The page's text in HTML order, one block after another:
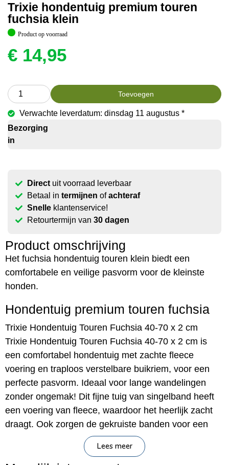
Trixie hondentuig premium touren
fuchsia klein
Product op voorraad
€ 14,95
Toevoegen
Verwachte leverdatum: dinsdag 11 augustus *
Bezorging
in
Directuit voorraad leverbaar
Betaal in termijnen ofachteraf
Snelleklantenservice!
Retourtermijn van 30 dagen
Product omschrijving
Het fuchsia hondentuig touren klein biedt een
comfortabele en veilige pasvorm voor de kleinste
honden.
Hondentuig premium touren fuchsia
Trixie Hondentuig Touren Fuchsia 40-70 x 2 cm
Trixie Hondentuig Touren Fuchsia 40-70 x 2 cm is
een comfortabel hondentuig met zachte fleece
voering en traploos verstelbare buikriem, voor een
perfecte pasvorm. Ideaal voor lange wandelingen
zonder ongemak! Dit fijne tuig van singelband heeft
een voering van fleece, waardoor het heerlijk zacht
draagt. Ook zorgen de gekruiste banden voor een
goede verdeling van de druk. De buikruim is traploos
verstelbaar en op twee verschillende posities
Lees meer